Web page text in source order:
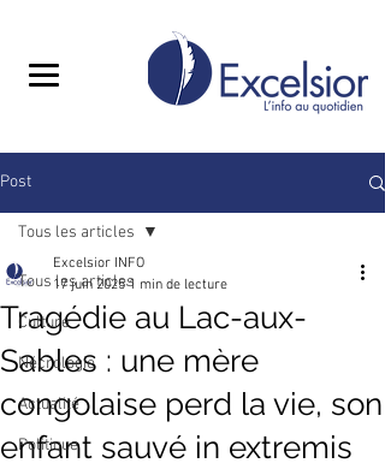
Post
Tous les articles
Culture
Nécrologie
Actualité
Politique
Tous les articles
Tragédie au Lac-aux-
Sables : une mère
congolaise perd la vie, son
enfant sauvé in extremis
Excelsior INFO
17 juin 2025 1 min de lecture